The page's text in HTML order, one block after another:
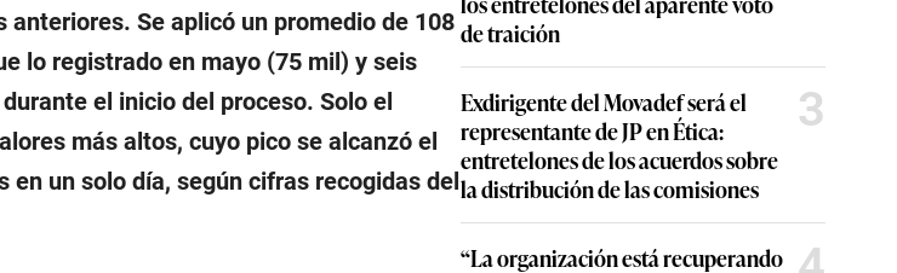
Se aplicó un promedio de 108
lo registrado en mayo (75 mil) y seis
el inicio del proceso. Solo el
más altos, cuyo pico se alcanzó el
en un solo día, según cifras recogidas del
de traición
Exdirigente del Movadef será el
representante de JP en Ética:
entretelones de los acuerdos sobre
la distribución de las comisiones
3
“La organización está recuperando